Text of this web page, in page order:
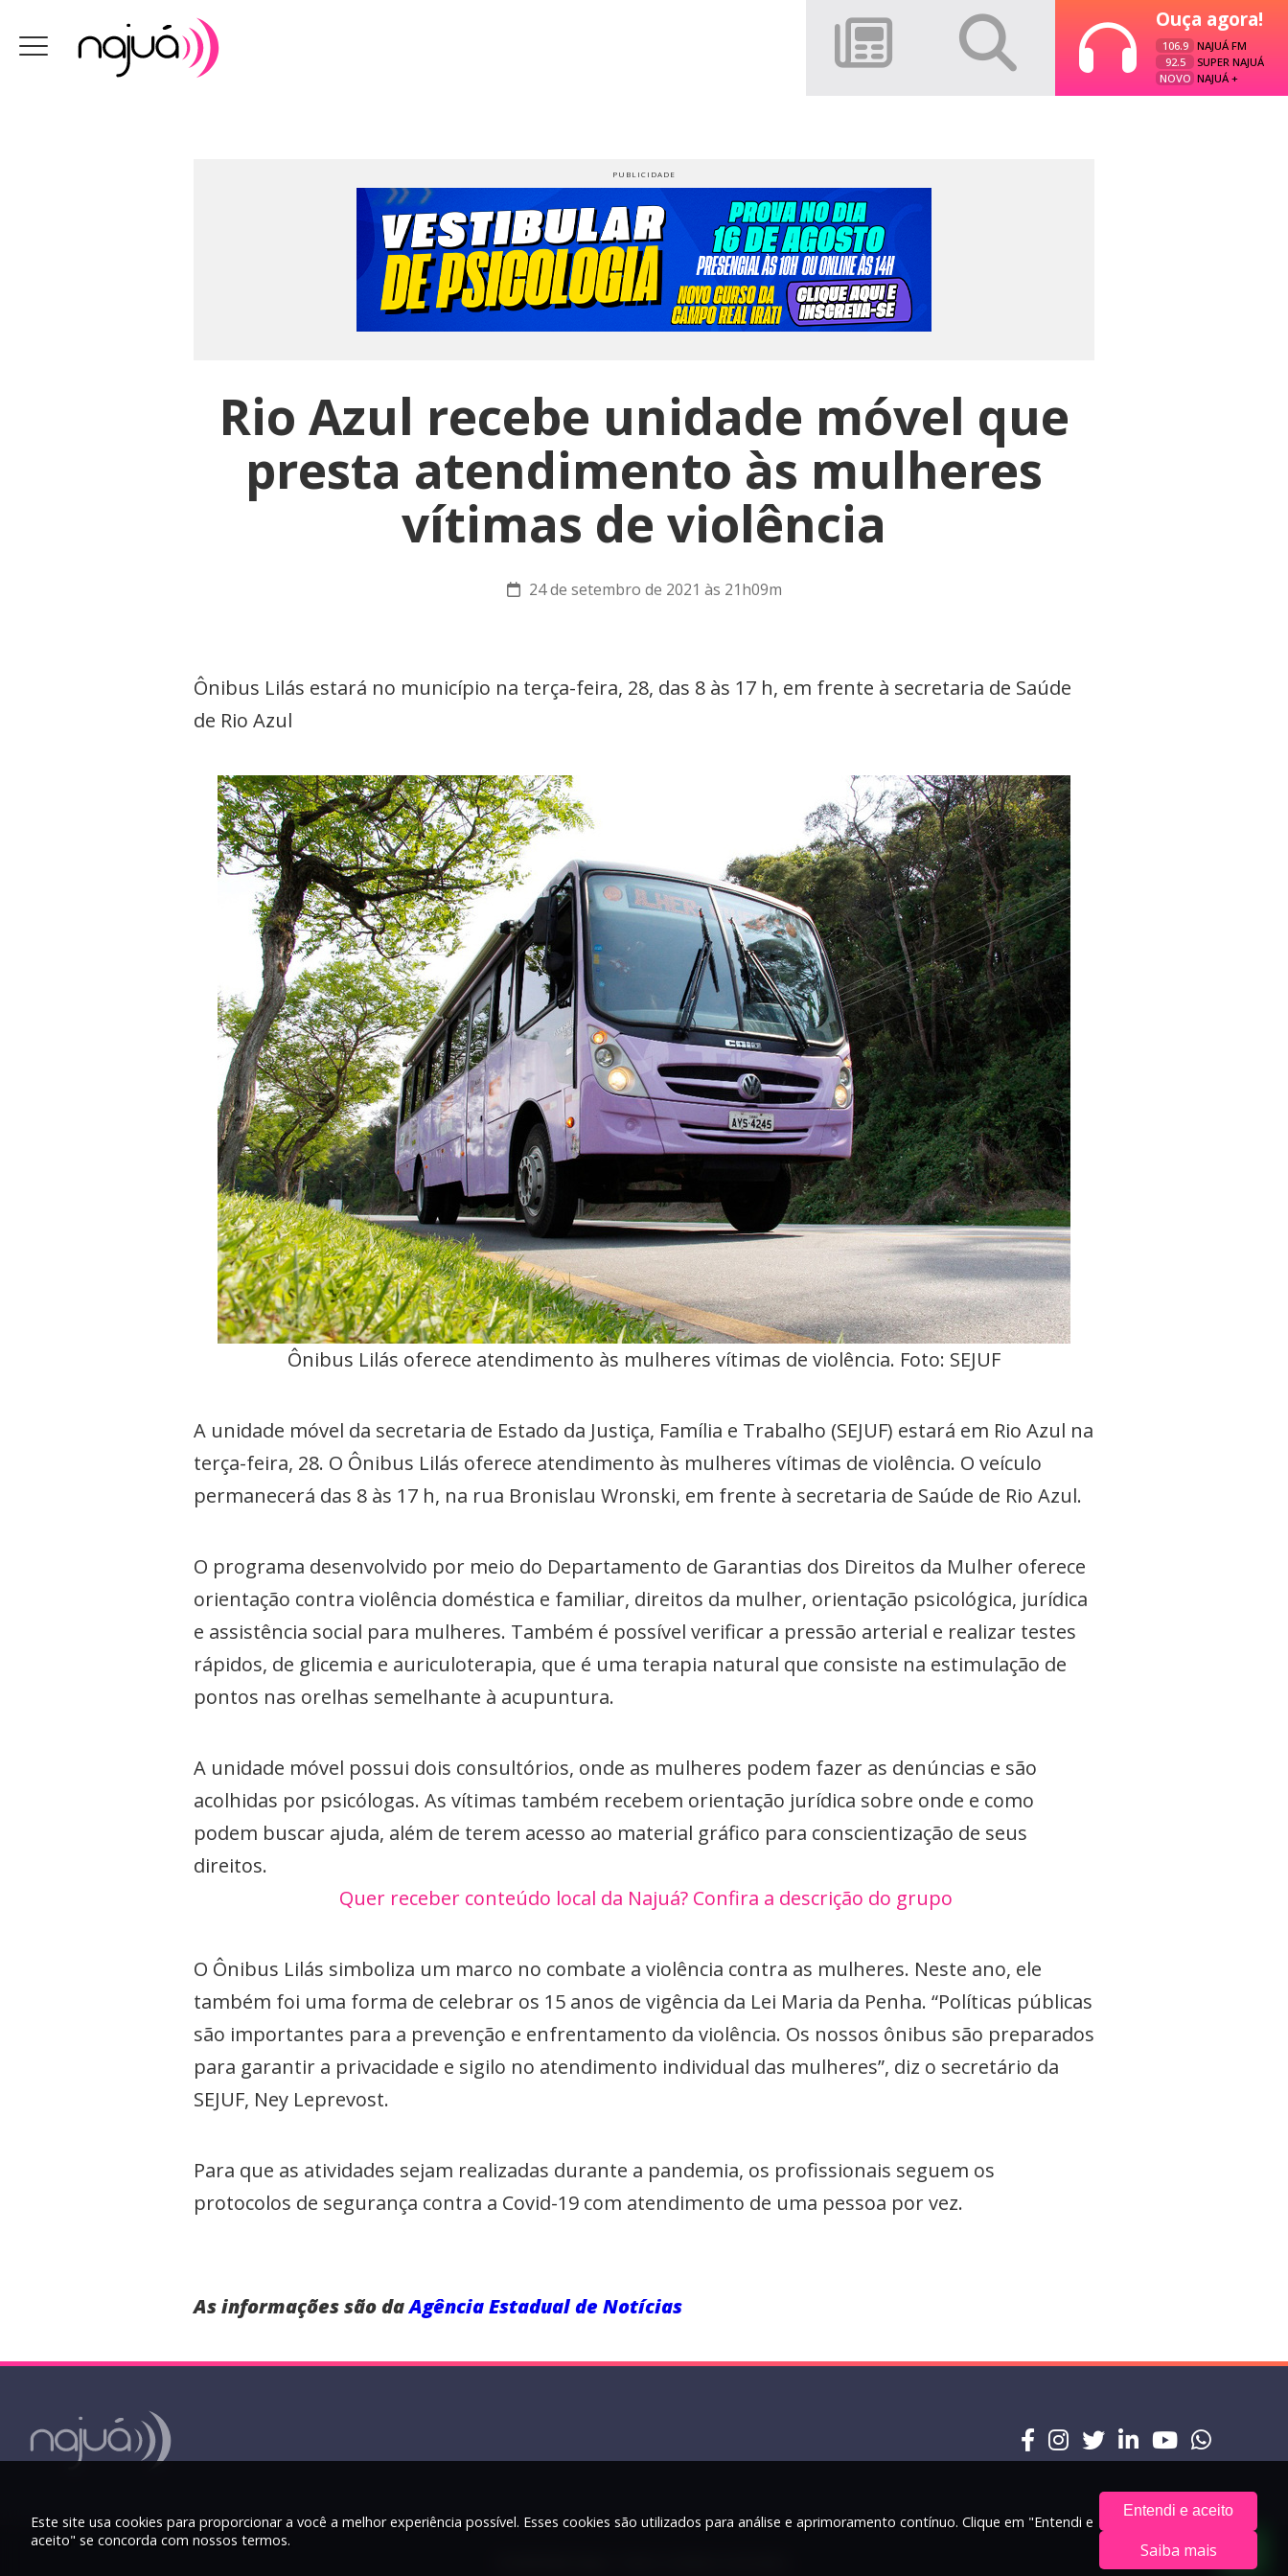
Ouça agora!
106.9
NAJUÁ FM
92.5
SUPER NAJUÁ
NOVO NAJUÁ +
Rio Azul recebe unidade móvel que
presta atendimento às mulheres
vítimas de violência
24 de setembro de 2021 às 21h09m
Ônibus Lilás estará no município na terça-feira, 28, das 8 às 17 h, em frente à secretaria de Saúde
de Rio Azul
Ônibus Lilás oferece atendimento às mulheres vítimas de violência. Foto: SEJUF
A unidade móvel da secretaria de Estado da Justiça, Família e Trabalho (SEJUF) estará em Rio Azul na
terça-feira, 28. O Ônibus Lilás oferece atendimento às mulheres vítimas de violência. O veículo
permanecerá das 8 às 17 h, na rua Bronislau Wronski, em frente à secretaria de Saúde de Rio Azul.
O programa desenvolvido por meio do Departamento de Garantias dos Direitos da Mulher oferece
orientação contra violência doméstica e familiar, direitos da mulher, orientação psicológica, jurídica
e assistência social para mulheres. Também é possível verificar a pressão arterial e realizar testes
rápidos, de glicemia e auriculoterapia, que é uma terapia natural que consiste na estimulação de
pontos nas orelhas semelhante à acupuntura.
A unidade móvel possui dois consultórios, onde as mulheres podem fazer as denúncias e são
acolhidas por psicólogas. As vítimas também recebem orientação jurídica sobre onde e como
podem buscar ajuda, além de terem acesso ao material gráfico para conscientização de seus
direitos.
Quer receber conteúdo local da Najuá? Confira a descrição do grupo
O Ônibus Lilás simboliza um marco no combate a violência contra as mulheres. Neste ano, ele
também foi uma forma de celebrar os 15 anos de vigência da Lei Maria da Penha. “Políticas públicas
são importantes para a prevenção e enfrentamento da violência. Os nossos ônibus são preparados
para garantir a privacidade e sigilo no atendimento individual das mulheres”, diz o secretário da
SEJUF, Ney Leprevost.
Para que as atividades sejam realizadas durante a pandemia, os profissionais seguem os
protocolos de segurança contra a Covid-19 com atendimento de uma pessoa por vez.
As informações são daAgência Estadual de Notícias
Este site usa cookies para proporcionar a você a melhor experiência possível. Esses cookies são utilizados para análise e aprimoramento contínuo. Clique em "Entendi e
aceito" se concorda com nossos termos.
Entendi e aceito
Saiba mais